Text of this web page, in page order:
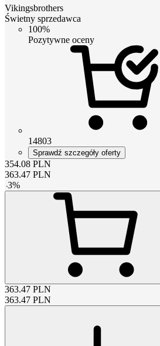
Vikingsbrothers
Świetny sprzedawca
100%
Pozytywne oceny
14803
Sprawdź szczegóły oferty
354.08 PLN
363.47 PLN
-3%
363.47 PLN
363.47 PLN